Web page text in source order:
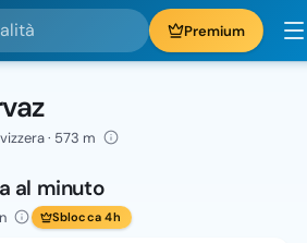
Premium
· 573 m
al minuto
Sblocca 4h